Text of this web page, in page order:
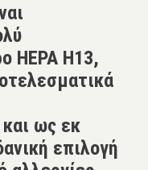
HEPA H13,
ως εκ
επιλογή